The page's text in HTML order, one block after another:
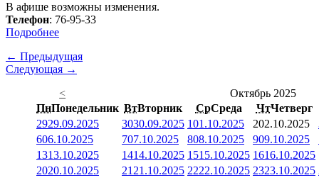
В афише возможны изменения.
Телефон: 76-95-33
Подробнее
← Предыдущая
Следующая →
<
Октябрь 2025
ПнПонедельник ВтВторник СрСреда ЧтЧетверг
2929.09.2025 3030.09.2025 101.10.2025 202.10.2025
606.10.2025 707.10.2025 808.10.2025 909.10.2025
1313.10.2025 1414.10.2025 1515.10.2025 1616.10.2025
2020.10.2025 21 21.10.2025 2222.10.2025 2323.10.2025